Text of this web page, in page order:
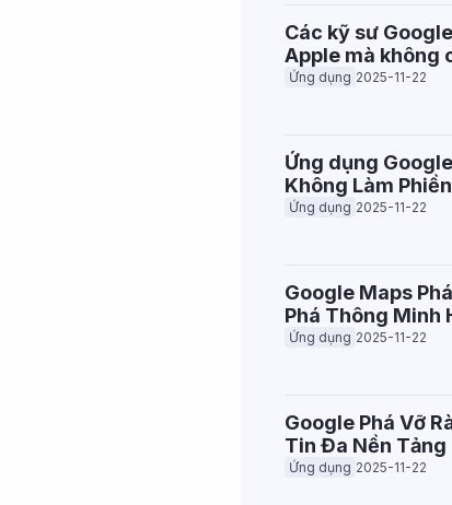
Các kỹ sư
Apple mà không
Ứng dụng 2025-11-22
Ứng dụng
Không Làm
Ứng dụng 2025-11-22
Google Maps
Phá Thông Minh
Ứng dụng 2025-11-22
Google Phá Vỡ
Tin Đa Nền Tảng
Ứng dụng 2025-11-22